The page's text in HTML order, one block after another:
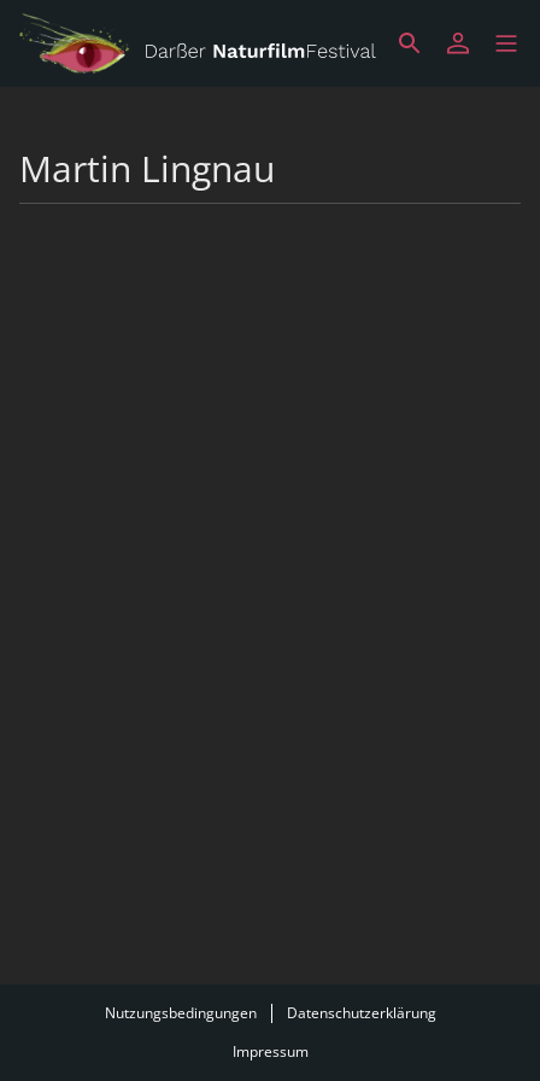
Martin Lingnau
Nutzungsbedingungen
Datenschutzerklärung
Impressum